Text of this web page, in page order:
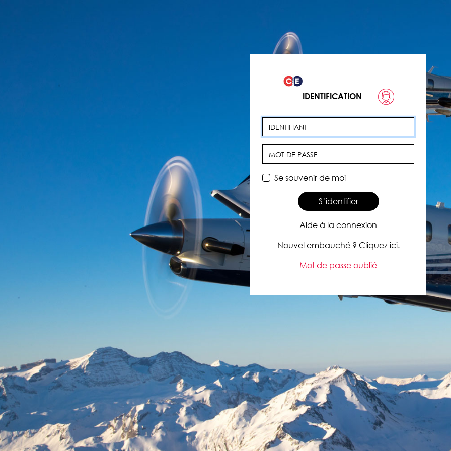
IDENTIFICATION
Identifiant
Se souvenir de moi
S’identifier
Aide à la connexion
Nouvel embauché ? Cliquez ici.
Mot de passe oublié